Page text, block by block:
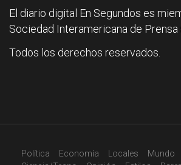
El diario digital En Segundos es
Sociedad Interamericana de Prensa
Todos los derechos reservados.
Política Economía Locales Mundo